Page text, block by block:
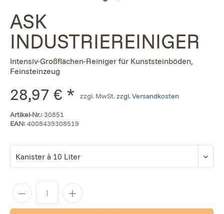
ASK
INDUSTRIEREINIGER
Intensiv-Großflächen-Reiniger für Kunststeinböden,
Feinsteinzeug
28,97 € * zzgl. MwSt.zzgl. Versandkosten
Artikel-Nr.:30851
EAN:4008439308519